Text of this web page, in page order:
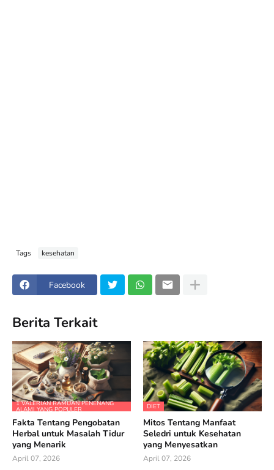
Tags kesehatan
Facebook
Berita Terkait
1 VALERIAN RAMUAN PENENANG
ALAMI YANG POPULER
Fakta Tentang Pengobatan
Herbal untuk Masalah Tidur
yang Menarik
April 07, 2026
DIET
Mitos Tentang Manfaat
Seledri untuk Kesehatan
yang Menyesatkan
April 07, 2026